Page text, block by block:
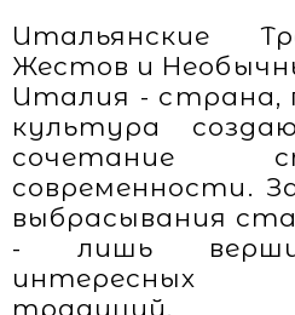
Итальянские
Жестов и
Италия - страна,
культура
сочетание
современности.
выбрасывания
- лишь
интересных
традиций.